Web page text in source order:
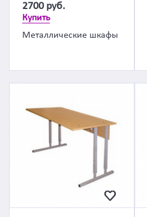
2700 руб.
Купить
Металлические шкафы